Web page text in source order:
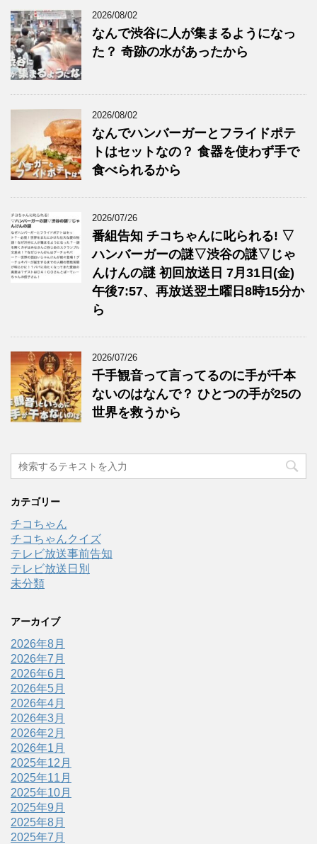
2026/08/02
なんで渋谷に人が集まるようになっ
た？ 奇跡の水があったから
2026/08/02
なんでハンバーガーとフライドポテ
トはセットなの？ 食器を使わず手で
食べられるから
2026/07/26
番組告知 チコちゃんに叱られる! ▽
ハンバーガーの謎▽渋谷の謎▽じゃ
んけんの謎 初回放送日 7月31日(金)
午後7:57、再放送翌土曜日8時15分か
ら
2026/07/26
千手観音って言ってるのに手が千本
ないのはなんで？ ひとつの手が25の
世界を救うから
カテゴリー
チコちゃん
チコちゃんクイズ
テレビ放送事前告知
テレビ放送日別
未分類
アーカイブ
2026年8月
2026年7月
2026年6月
2026年5月
2026年4月
2026年3月
2026年2月
2026年1月
2025年12月
2025年11月
2025年10月
2025年9月
2025年8月
2025年7月